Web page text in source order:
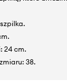
24 cm.
38.